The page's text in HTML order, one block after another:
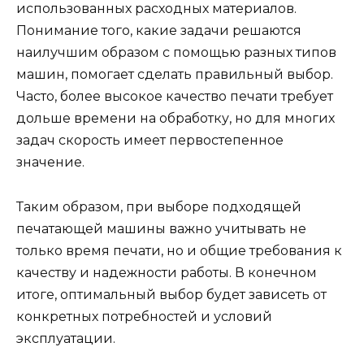
использованных расходных материалов.
Понимание того, какие задачи решаются
наилучшим образом с помощью разных типов
машин, помогает сделать правильный выбор.
Часто, более высокое качество печати требует
дольше времени на обработку, но для многих
задач скорость имеет первостепенное
значение.
Таким образом, при выборе подходящей
печатающей машины важно учитывать не
только время печати, но и общие требования к
качеству и надежности работы. В конечном
итоге, оптимальный выбор будет зависеть от
конкретных потребностей и условий
эксплуатации.